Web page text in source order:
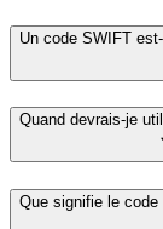
Un code SWIFT
Quand devrais-je
Que signifie le